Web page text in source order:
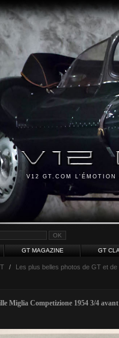
V12 GT.COM L'ÉMOTION
GT MAGAZINE GT
/ Les plus belles photos de GT et de
Miglia Competizione 1954 3/4